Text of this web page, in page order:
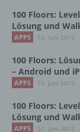
100 Floors:
Lösung und
APPS 16. Juni 2012
100 Floors:
– Android und
APPS 16. Juni 2012
100 Floors:
Lösung und
APPS 22. Juni 2012
InnoMobile
18069
DE